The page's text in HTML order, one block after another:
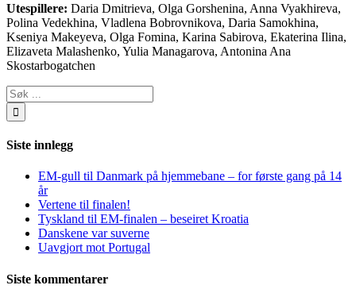
Utespillere: Daria Dmitrieva, Olga Gorshenina, Anna Vyakhireva,
Polina Vedekhina, Vladlena Bobrovnikova, Daria Samokhina,
Kseniya Makeyeva, Olga Fomina, Karina Sabirova, Ekaterina Ilina,
Elizaveta Malashenko, Yulia Managarova, Antonina Ana
Skostarbogatchen
Søk
…
Siste innlegg
EM-gull til Danmark på hjemmebane – for første gang på 14
år
Vertene til finalen!
Tyskland til EM-finalen – beseiret Kroatia
Danskene var suverne
Uavgjort mot Portugal
Siste kommentarer